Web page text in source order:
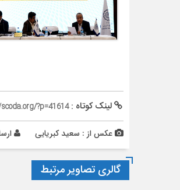
لینک کوتاه :?p=41614
عکس از : سعید کبریایی
گالری تصاویر مرتبط